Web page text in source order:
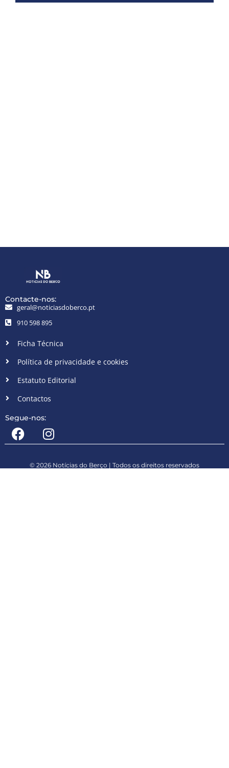
Contacte-nos:
geral@noticiasdoberco.pt
910 598 895
Ficha Técnica
Política de privacidade e cookies
Estatuto Editorial
Contactos
Segue-nos:
© 2026 Notícias do Berço | Todos os direitos reservados